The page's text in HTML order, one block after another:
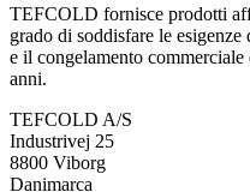
TEFCOLD fornisce prodotti
grado di soddisfare le
e il congelamento
anni.
TEFCOLD A/S
Industrivej 25
8800 Viborg
Danimarca